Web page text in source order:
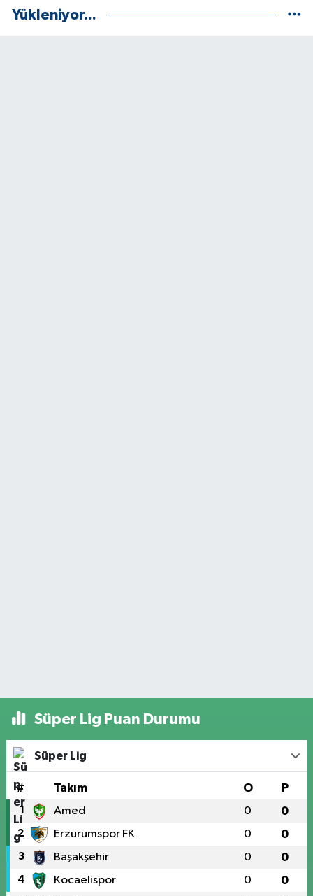
Yükleniyor...
Süper Lig Puan Durumu
Süper Lig
# Takım O P
1 Amed 0 0
2 Erzurumspor FK 0 0
3 Başakşehir 0 0
4 Kocaelispor 0 0